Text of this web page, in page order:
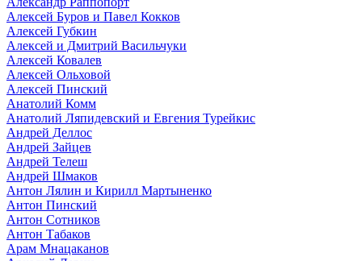
Алексей Буров и Павел Кокков
Алексей Губкин
Алексей и Дмитрий Васильчуки
Алексей Ковалев
Алексей Ольховой
Алексей Пинский
Анатолий Комм
Анатолий Ляпидевский и Евгения Турейкис
Андрей Деллос
Андрей Зайцев
Андрей Телеш
Андрей Шмаков
Антон Лялин и Кирилл Мартыненко
Антон Пинский
Антон Сотников
Антон Табаков
Арам Мнацаканов